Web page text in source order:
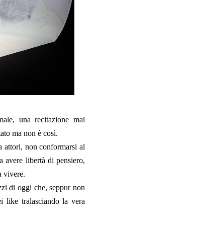
una recitazione mai
ma non è così.
attori, non conformarsi al
avere libertà di pensiero,
vivere.
di oggi che, seppur non
like tralasciando la vera